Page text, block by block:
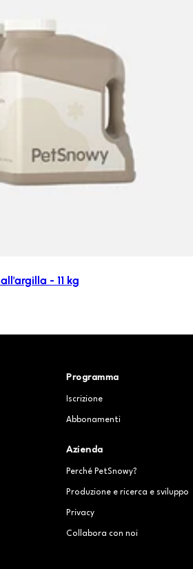
- 11 kg
Programma
Iscrizione
Abbonamenti
Azienda
Perché PetSnowy?
Produzione e ricerca e sviluppo
Privacy
Collabora con noi